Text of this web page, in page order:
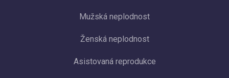
Mužská neplodnost
Ženská neplodnost
Asistovaná reprodukce